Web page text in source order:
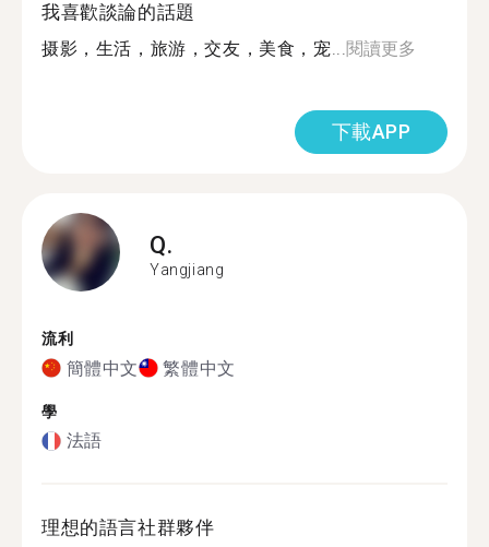
我喜歡談論的話題
摄影，生活，旅游，交友，美食，宠...閱讀更多
下載APP
Q.
Yangjiang
流利
簡體中文 繁體中文
學
法語
理想的語言社群夥伴